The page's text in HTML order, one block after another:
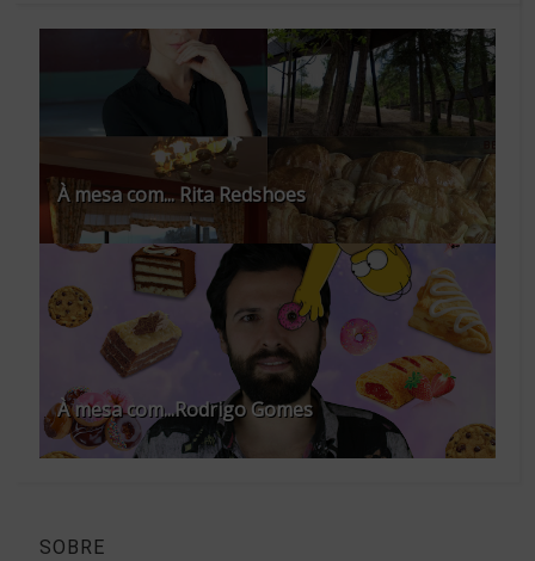
À mesa com... Rita Redshoes
À mesa com...Rodrigo Gomes
SOBRE